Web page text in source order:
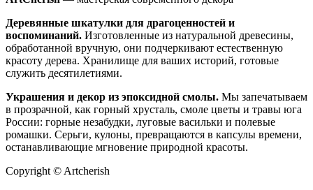
Деревянные шкатулки для драгоценностей и
воспоминаний. Изготовленные из натуральной древесины,
обработанной вручную, они подчеркивают естественную
красоту дерева. Хранилище для ваших историй, готовые
служить десятилетиями.
Украшения и декор из эпоксидной смолы. Мы запечатываем
в прозрачной, как горный хрусталь, смоле цветы и травы юга
России: горные незабудки, луговые васильки и полевые
ромашки. Серьги, кулоны, превращаются в капсулы времени,
останавливающие мгновение природной красоты.
Copyright © Artcherish